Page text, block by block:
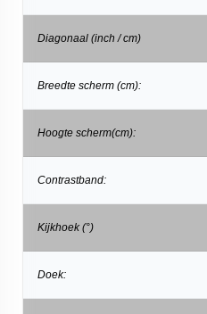
Diagonaal (inch / cm)
Breedte scherm (cm):
Hoogte scherm(cm):
Contrastband:
Kijkhoek (°)
Doek: